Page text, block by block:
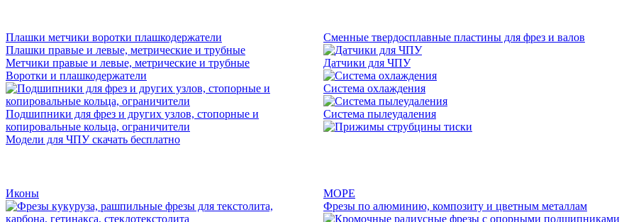
Плашки метчики воротки плашкодержатели
Плашки правые и левые, метрические и трубные
Метчики правые и левые, метрические и трубные
Воротки и плашкодержатели
Подшипники для фрез и других узлов, стопорные и
копировальные кольца, ограничители
Сменные твердосплавные пластины для фрез и валов
Датчики для ЧПУ
Система охлаждения
Система пылеудаления
Модели для ЧПУ скачать бесплатно
Иконы МОРЕ
Фрезы по алюминию, композиту и цветным металлам